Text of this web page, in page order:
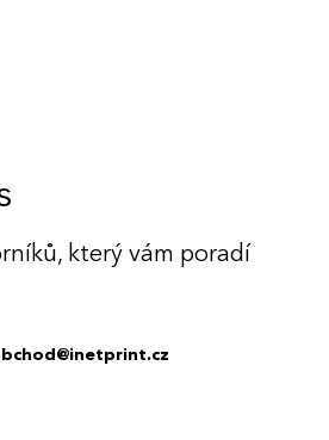
který vám poradí